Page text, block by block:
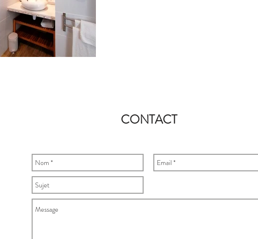
CONTACT